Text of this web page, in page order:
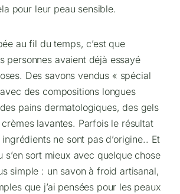
pour leur peau sensible.
au fil du temps, c’est que
personnes avaient déjà essayé
Des savons vendus « spécial
des compositions longues
pains dermatologiques, des gels
lavantes. Parfois le résultat
ne sont pas d’origine.. Et
s’en sort mieux avec quelque chose
simple : un savon à froid artisanal,
que j’ai pensées pour les peaux